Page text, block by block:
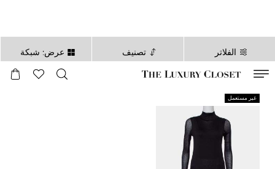
الفلاتر تصنيف عرض: شبكة
ثانية
غير مستعمل